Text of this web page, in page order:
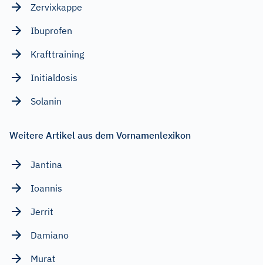
Zervixkappe
Ibuprofen
Krafttraining
Initialdosis
Solanin
Weitere Artikel aus dem Vornamenlexikon
Jantina
Ioannis
Jerrit
Damiano
Murat